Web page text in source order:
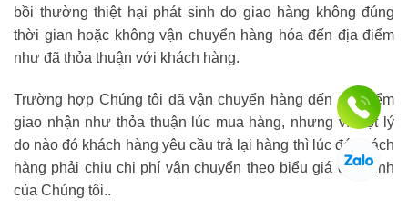
bồi thường thiệt hại phát sinh do giao hàng không đúng
thời gian hoặc không vận chuyển hàng hóa đến địa điểm
như đã thỏa thuận với khách hàng.
Trường hợp Chúng tôi đã vận chuyển hàng đến địa điểm
giao nhận như thỏa thuận lúc mua hàng, nhưng vì một lý
do nào đó khách hàng yêu cầu trả lại hàng thì lúc đó khách
hàng phải chịu chi phí vận chuyển theo biểu giá quy định
của Chúng tôi..